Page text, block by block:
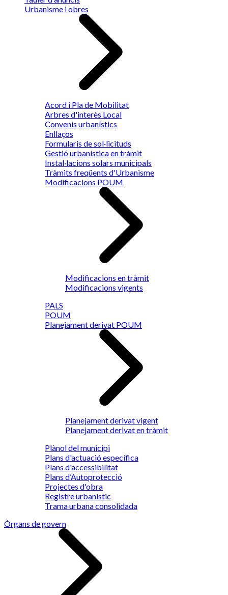
Urbanisme i obres
Acord i Pla de Mobilitat
Arbres d'interès Local
Convenis urbanístics
Enllaços
Formularis de sol·licituds
Gestió urbanística en tràmit
Instal·lacions solars municipals
Tràmits freqüents d'Urbanisme
Modificacions POUM
Modificacions en tràmit
Modificacions vigents
PALS
POUM
Planejament derivat POUM
Planejament derivat vigent
Planejament derivat en tràmit
Plànol del municipi
Plans d'actuació específica
Plans d'accessibilitat
Plans d’Autoprotecció
Projectes d'obra
Registre urbanístic
Trama urbana consolidada
Òrgans de govern